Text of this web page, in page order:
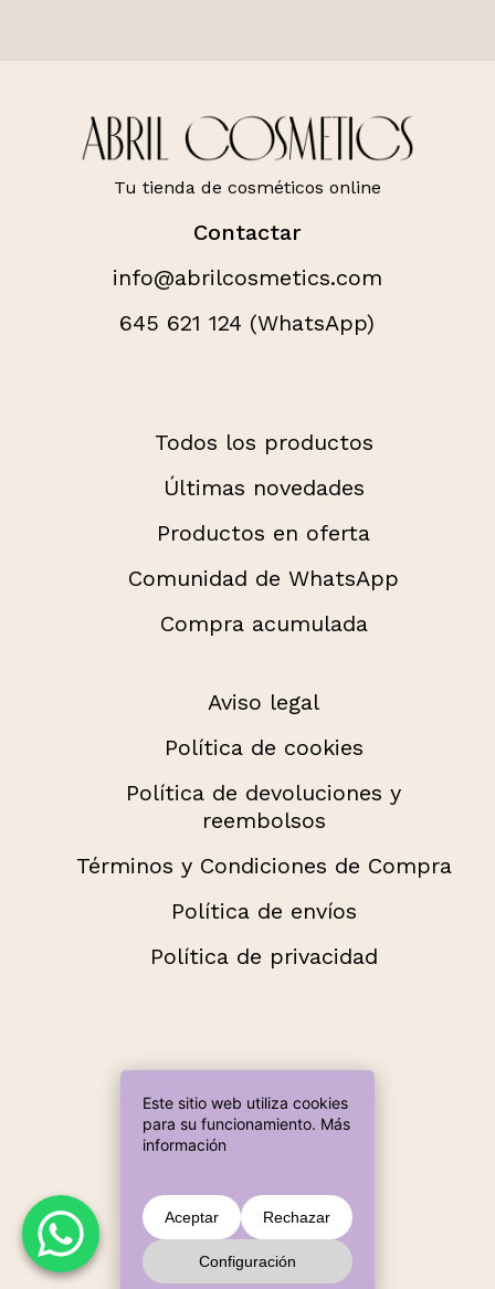
60,00 € para envío gratuito.
Subtotal:
Ver Carrito Finalizar Compra
Tu tienda de cosméticos online
Contactar
info@abrilcosmetics.com
645 621 124 (WhatsApp)
Todos los productos
Últimas novedades
Productos en oferta
Comunidad de WhatsApp
Compra acumulada
Aviso legal
Política de cookies
Política de devoluciones y
reembolsos
Términos y Condiciones de Compra
Política de envíos
Política de privacidad
Este sitio web utiliza cookies
para su funcionamiento. Más
información
Aceptar Rechazar
Configuración